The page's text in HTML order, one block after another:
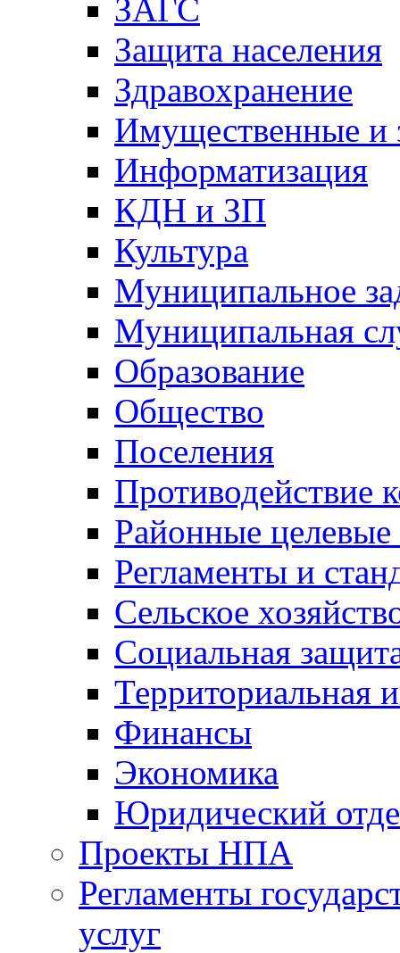
ЗАГС
Защита населения
Здравохранение
Имущественные и
Информатизация
КДН и ЗП
Культура
Муниципальное
Муниципальная
Образование
Общество
Поселения
Противодействие
Районные
Регламенты и
Сельское
Социальная
Территориальная
Финансы
Экономика
Юридический
Проекты НПА
Регламенты
услуг